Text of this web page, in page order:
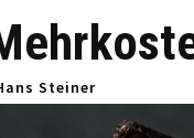
Steiner